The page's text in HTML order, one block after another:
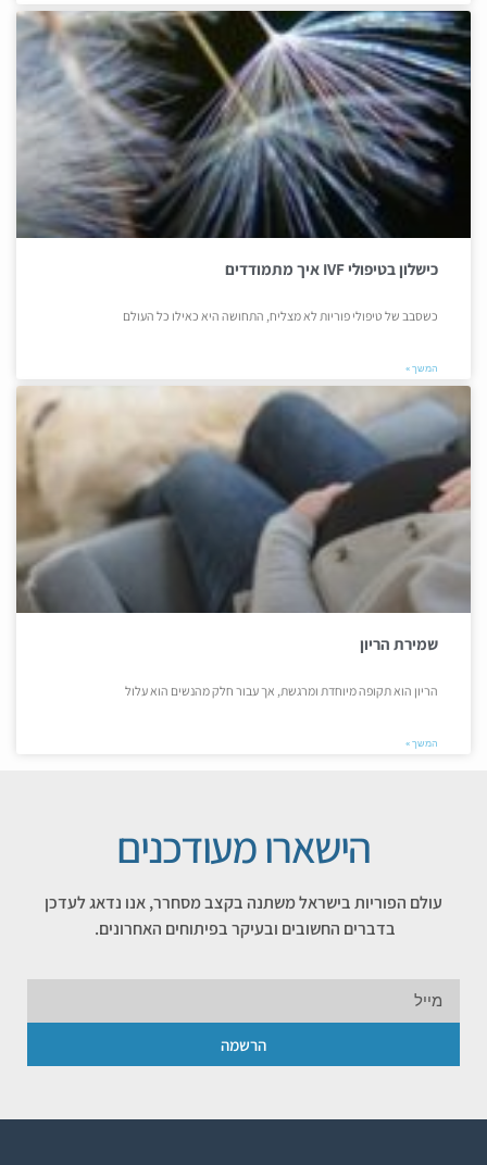
כישלון בטיפולי IVF איך מתמודדים
כשסבב של טיפולי פוריות לא מצליח, התחושה היא כאילו כל העולם
המשך »
שמירת הריון
הריון הוא תקופה מיוחדת ומרגשת, אך עבור חלק מהנשים הוא עלול
המשך »
הישארו מעודכנים
עולם הפוריות בישראל משתנה בקצב מסחרר, אנו נדאג לעדכן
בדברים החשובים ובעיקר בפיתוחים האחרונים.
הרשמה